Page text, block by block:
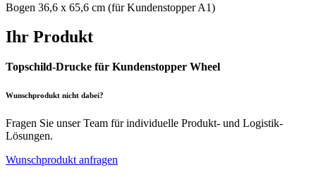
Bogen 36,6 x 65,6 cm (für Kundenstopper A1)
Ihr Produkt
Topschild-Drucke für Kundenstopper Wheel
Wunschprodukt nicht dabei?
Fragen Sie unser Team für individuelle Produkt- und Logistik-
Lösungen.
Wunschprodukt anfragen